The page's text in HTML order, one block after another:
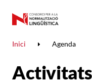
Inici Agenda